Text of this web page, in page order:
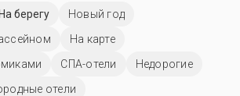
На берегу
Новый год
На карте
СПА-отели
Недорогие
отели